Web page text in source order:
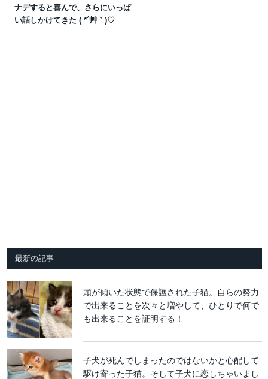
ナデすると喜んで、さらにいっぱ
い話しかけてきた ( *´艸｀)♡
最新の記事
頭が傾いた状態で保護された子猫。自らの努力
で出来ることを次々と増やして、ひとりで何で
も出来ることを証明する！
子犬が死んでしまったのではないかと心配して
駆け寄った子猫。そして子犬に恋しちゃいまし